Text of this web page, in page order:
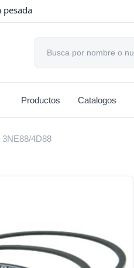
pesada
Productos Catalogos
4D88